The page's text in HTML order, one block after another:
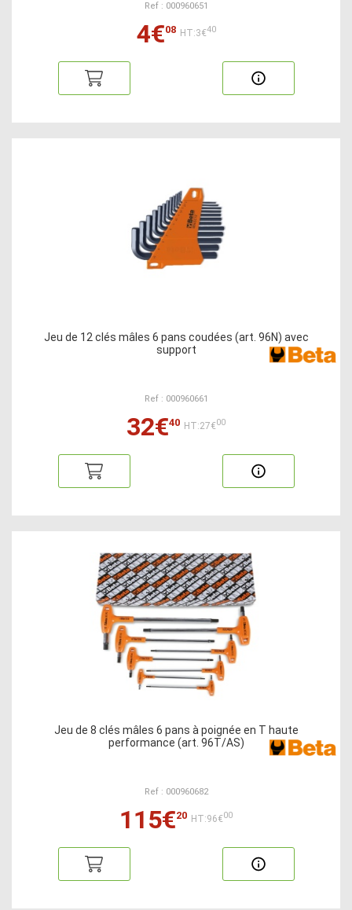
Ref : 000960651
4€08 HT:3€40
Jeu de 12 clés mâles 6 pans coudées (art. 96N) avec
support
Ref : 000960661
32€40 HT:27€00
Jeu de 8 clés mâles 6 pans à poignée en T haute
performance (art. 96T/AS)
Ref : 000960682
115€20 HT:96€00